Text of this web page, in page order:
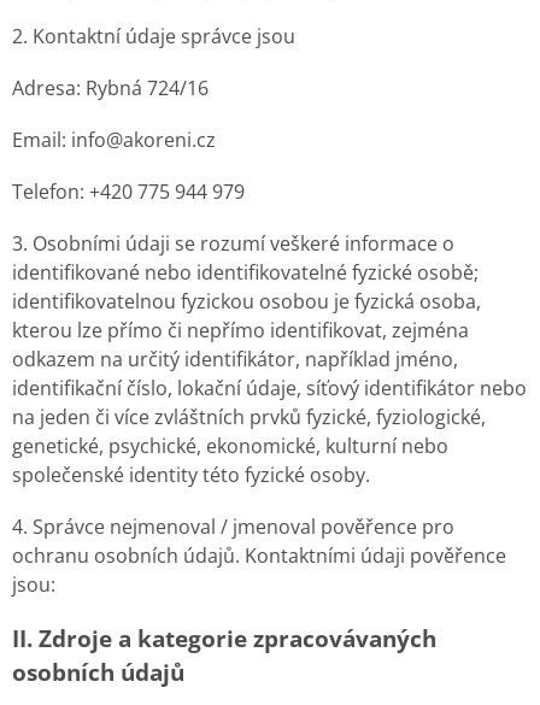
2. Kontaktní údaje správce jsou
Adresa: Rybná 724/16
Email: info@akoreni.cz
Telefon: +420 775 944 979
3. Osobními údaji se rozumí veškeré informace o
identifikované nebo identifikovatelné fyzické osobě;
identifikovatelnou fyzickou osobou je fyzická osoba,
kterou lze přímo či nepřímo identifikovat, zejména
odkazem na určitý identifikátor, například jméno,
identifikační číslo, lokační údaje, síťový identifikátor nebo
na jeden či více zvláštních prvků fyzické, fyziologické,
genetické, psychické, ekonomické, kulturní nebo
společenské identity této fyzické osoby.
4. Správce nejmenoval / jmenoval pověřence pro
ochranu osobních údajů. Kontaktními údaji pověřence
jsou:
II. Zdroje a kategorie zpracovávaných
osobních údajů